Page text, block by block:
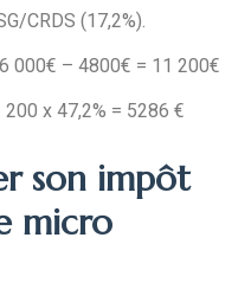
CRDS (17,2%).
000€ – 4800€ = 11 200€
x 47,2% = 5286 €
son impôt
micro